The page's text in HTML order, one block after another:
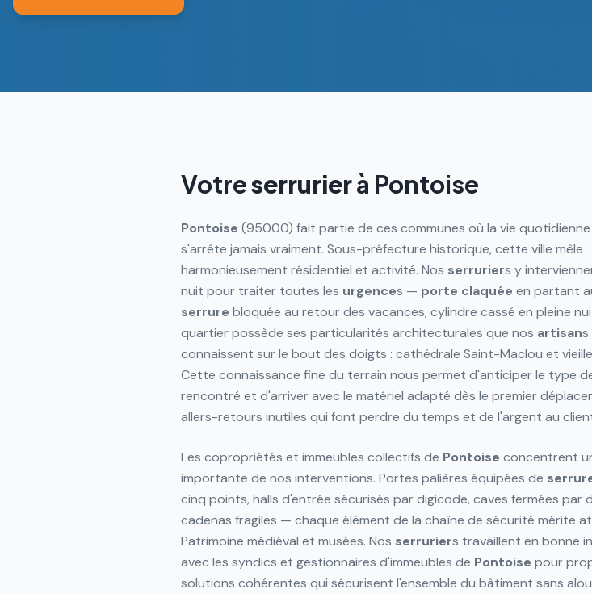
Votreserrurierà Pontoise
Pontoise (95000) fait partie de ces communes où la vie quotidienne
s'arrête jamais vraiment. Sous-préfecture historique, cette ville mêle
harmonieusement résidentiel et activité. Nos serruriers y
nuit pour traiter toutes les urgences — porte claquée en partant
serrure bloquée au retour des vacances, cylindre cassé en pleine
quartier possède ses particularités architecturales que nos artisans
connaissent sur le bout des doigts : cathédrale Saint-Maclou et vieille
Cette connaissance fine du terrain nous permet d'anticiper le type
rencontré et d'arriver avec le matériel adapté dès le premier
allers-retours inutiles qui font perdre du temps et de l'argent au
Les copropriétés et immeubles collectifs de Pontoise concentrent
importante de nos interventions. Portes palières équipées de
cinq points, halls d'entrée sécurisés par digicode, caves fermées par
cadenas fragiles — chaque élément de la chaîne de sécurité mérite
Patrimoine médiéval et musées. Nos serruriers travaillent en bonne
avec les syndics et gestionnaires d'immeubles de Pontoise pour
solutions cohérentes qui sécurisent l'ensemble du bâtiment sans